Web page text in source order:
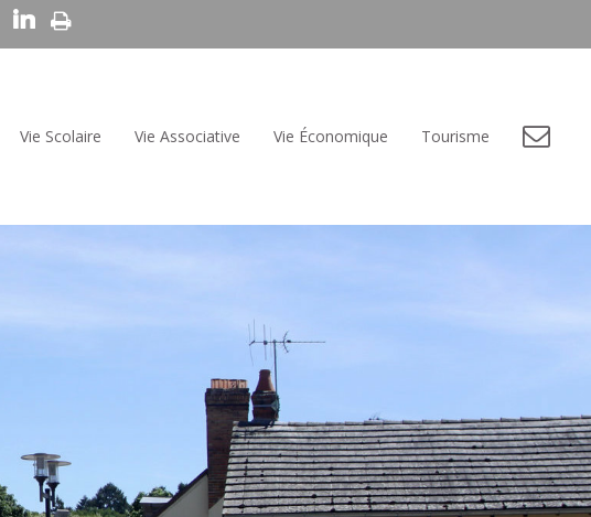
Vie Scolaire Vie Associative Vie Économique Tourisme